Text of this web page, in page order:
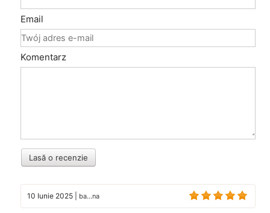
Email
Komentarz
Lasă o recenzie
10 Iunie 2025 ba...na